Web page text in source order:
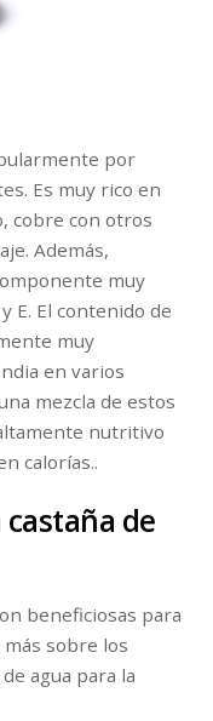
por
Es muy rico en
cobre con otros
Además,
muy
E. El contenido de
muy
en varios
mezcla de estos
nutritivo
calorías..
de
beneficiosas para
sobre los
agua para la